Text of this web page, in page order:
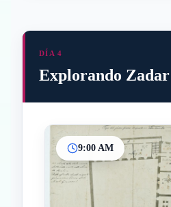
Inicio
DÍA 4
Explorando Zadar
9:00 AM